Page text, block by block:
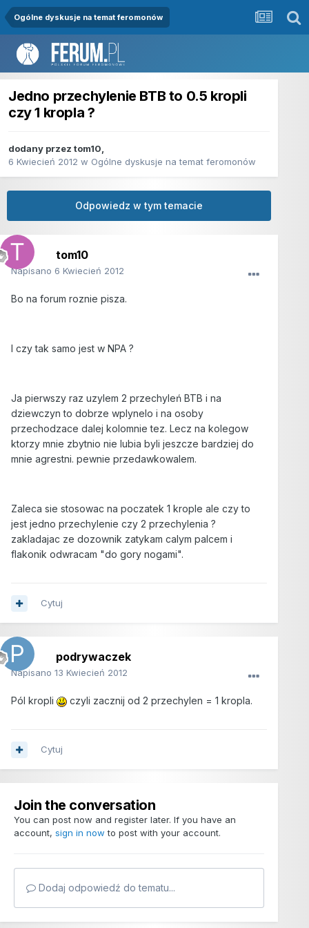
Ogólne dyskusje na temat feromonów
Jedno przechylenie BTB to 0.5 kropli
czy 1 kropla ?
dodany przez tom10,
6 Kwiecień 2012 w Ogólne dyskusje na temat feromonów
Odpowiedz w tym temacie
tom10
Napisano 6 Kwiecień 2012
Bo na forum roznie pisza.
I czy tak samo jest w NPA ?
Ja pierwszy raz uzylem 2 przechyleń BTB i na
dziewczyn to dobrze wplynelo i na osoby
przechodzace dalej kolomnie tez. Lecz na kolegow
ktorzy mnie zbytnio nie lubia byli jeszcze bardziej do
mnie agrestni. pewnie przedawkowalem.
Zaleca sie stosowac na poczatek 1 krople ale czy to
jest jedno przechylenie czy 2 przechylenia ?
zakladajac ze dozownik zatykam calym palcem i
flakonik odwracam "do gory nogami".
Cytuj
podrywaczek
Napisano 13 Kwiecień 2012
Pól kropli czyli zacznij od 2 przechylen = 1 kropla.
Cytuj
Join the conversation
You can post now and register later. If you have an
account, sign in now to post with your account.
Dodaj odpowiedź do tematu...